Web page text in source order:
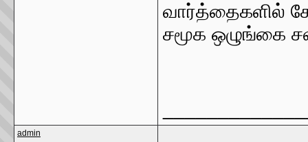
வார்த்தைகளில்
சமூக ஒழுங்கை
admin